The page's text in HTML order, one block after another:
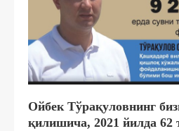
Ойбек Тўрақуловнинг
қилишича, 2021 йилда 62